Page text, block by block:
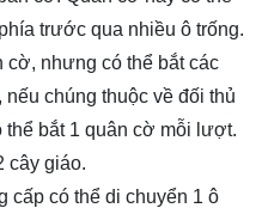
trước qua nhiều ô trống.
cờ, nhưng có thể bắt các
chúng thuộc về đối thủ
thể bắt 1 quân cờ mỗi lượt.
cây giáo.
cấp có thể di chuyển 1 ô